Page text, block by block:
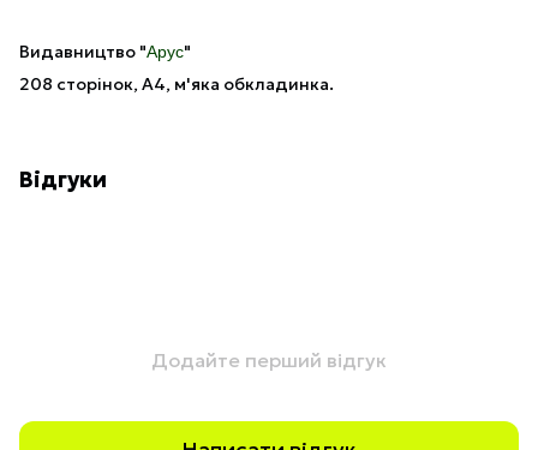
Видавництво "Арус"
208 сторінок, А4, м'яка обкладинка.
Відгуки
Додайте перший відгук